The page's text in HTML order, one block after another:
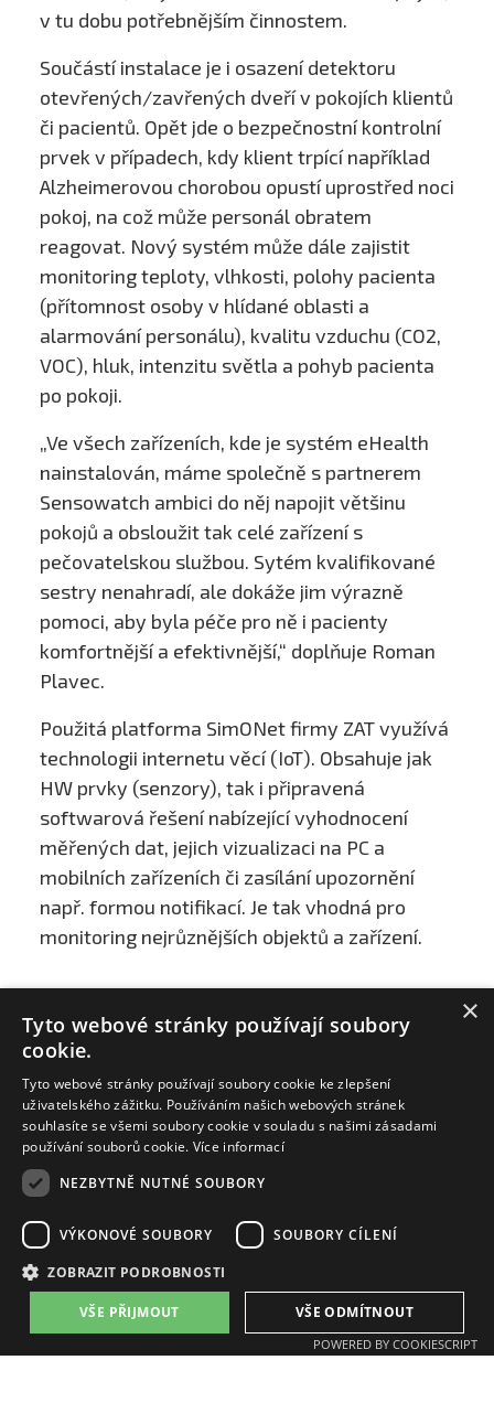
v tu dobu potřebnějším činnostem.
Součástí instalace je i osazení detektoru
otevřených/zavřených dveří v pokojích klientů
či pacientů. Opět jde o bezpečnostní kontrolní
prvek v případech, kdy klient trpící například
Alzheimerovou chorobou opustí uprostřed noci
pokoj, na což může personál obratem
reagovat. Nový systém může dále zajistit
monitoring teploty, vlhkosti, polohy pacienta
(přítomnost osoby v hlídané oblasti a
alarmování personálu), kvalitu vzduchu (CO2,
VOC), hluk, intenzitu světla a pohyb pacienta
po pokoji.
„Ve všech zařízeních, kde je systém eHealth
nainstalován, máme společně s partnerem
Sensowatch ambici do něj napojit většinu
pokojů a obsloužit tak celé zařízení s
pečovatelskou službou. Sytém kvalifikované
sestry nenahradí, ale dokáže jim výrazně
pomoci, aby byla péče pro ně i pacienty
komfortnější a efektivnější,“ doplňuje Roman
Plavec.
Použitá platforma SimONet firmy ZAT využívá
technologii internetu věcí (IoT). Obsahuje jak
HW prvky (senzory), tak i připravená
softwarová řešení nabízející vyhodnocení
měřených dat, jejich vizualizaci na PC a
mobilních zařízeních či zasílání upozornění
např. formou notifikací. Je tak vhodná pro
monitoring nejrůznějších objektů a zařízení.
email:zat@zat.cz
telefon:+420 318 652 111
×
Tyto webové stránky používají soubory
cookie.
Tyto webové stránky používají soubory cookie ke zlepšení
uživatelského zážitku. Používáním našich webových stránek
souhlasíte se všemi soubory cookie v souladu s našimi zásadami
používání souborů cookie. Více informací
NEZBYTNĚ NUTNÉ SOUBORY
VÝKONOVÉ SOUBORY SOUBORY CÍLENÍ
ZOBRAZIT PODROBNOSTI
VŠE PŘIJMOUT VŠE ODMÍTNOUT
POWERED BY COOKIESCRIPT